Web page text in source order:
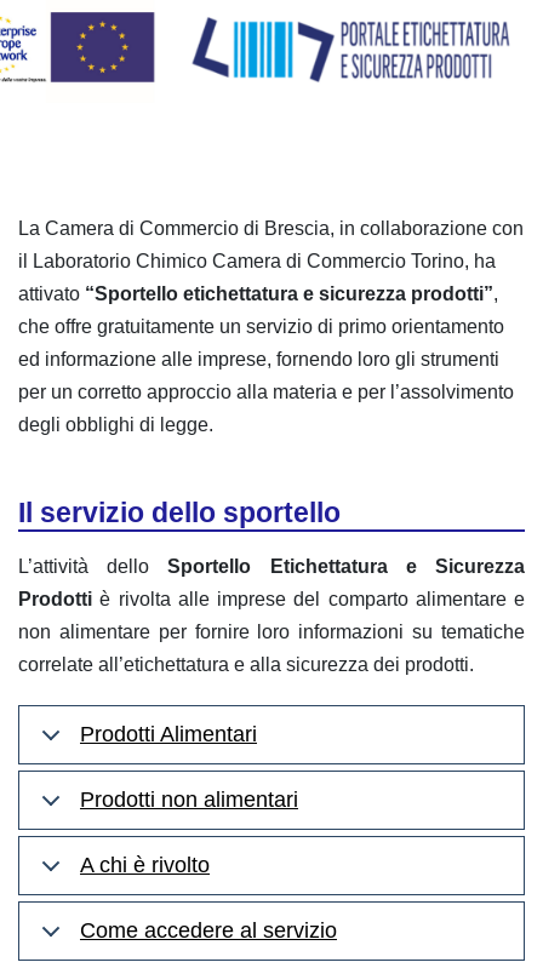
La Camera di Commercio di Brescia, in collaborazione con
il Laboratorio Chimico Camera di Commercio Torino, ha
attivato “Sportello etichettatura e sicurezza prodotti”,
che offre gratuitamente un servizio di primo orientamento
ed informazione alle imprese, fornendo loro gli strumenti
per un corretto approccio alla materia e per l’assolvimento
degli obblighi di legge.
Il servizio dello sportello
L’attività delloSportello Etichettatura e Sicurezza
Prodotti è rivolta alle imprese del comparto alimentare e
non alimentare per fornire loro informazioni su tematiche
correlate all’etichettatura e alla sicurezza dei prodotti.
Prodotti Alimentari
Prodotti non alimentari
A chi è rivolto
Come accedere al servizio